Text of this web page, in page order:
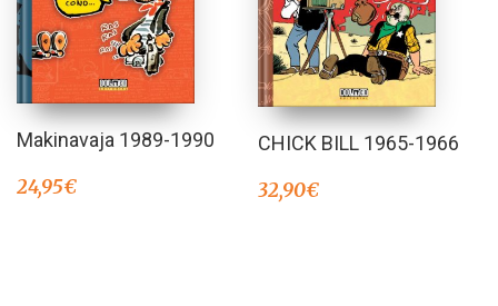
Makinavaja 1989-1990
24,95€
CHICK BILL 1965-1966
32,90€